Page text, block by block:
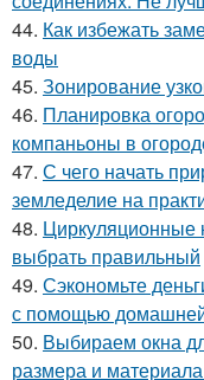
44. Как избежать
воды
45. Зонирование
46. Планировка
компаньоны в
47. С чего начать
земледелие на
48. Циркуляционные
выбрать правильный
49. Сэкономьте
с помощью
50. Выбираем окна
размера и